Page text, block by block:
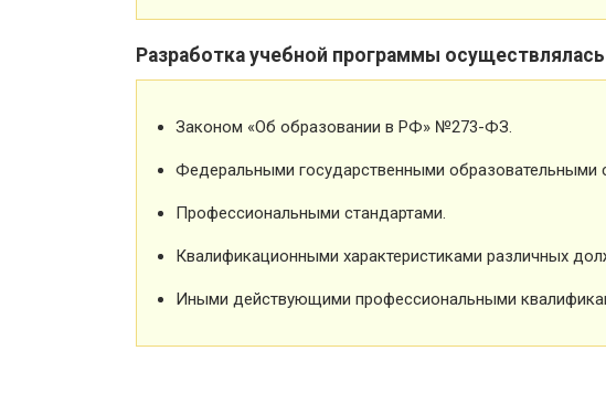
Разработка учебной программы
Законом «Об образовании в РФ» №273-ФЗ.
Федеральными государственными образовательными
Профессиональными стандартами.
Квалификационными характеристиками различных
Иными действующими профессиональными